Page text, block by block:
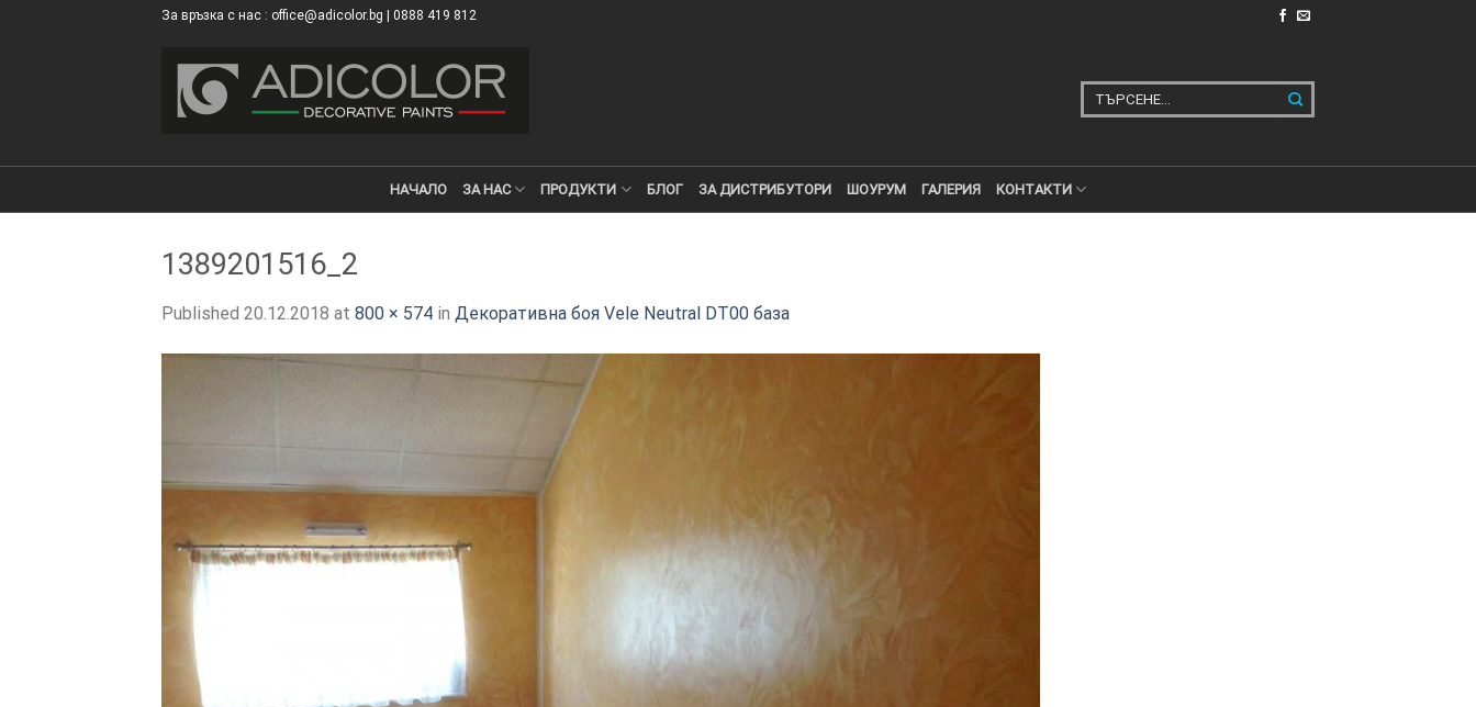
За връзка с нас : office@adicolor.bg | 0888 419 812
за:
НАЧАЛО ЗА НАС ПРОДУКТИ БЛОГ ЗА ДИСТРИБУТОРИ ШОУРУМ ГАЛЕРИЯ КОНТАКТИ
1389201516_2
Published 20.12.2018 at 800 × 574 in Декоративна боя Vele Neutral DT00 база
×
ТОЗИ САЙТ ИЗПОЛЗВА БИСКВИТКИ.
ПОВЕЧЕ ИНФОРМАЦИЯ МОЖЕТЕ ДА